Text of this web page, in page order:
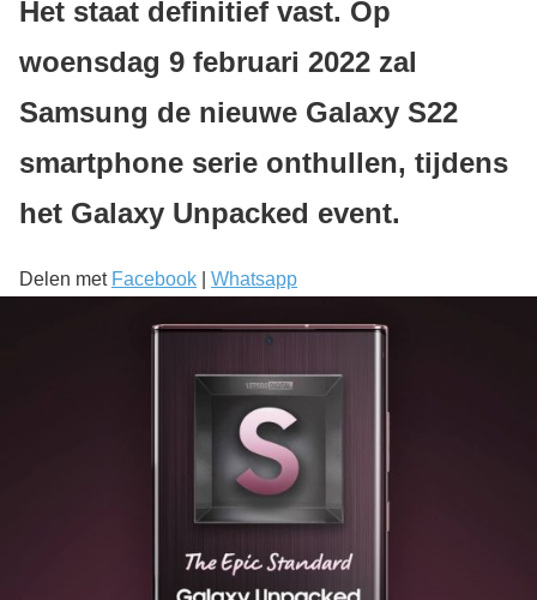
Het staat definitief vast. Op
woensdag 9 februari 2022 zal
Samsung de nieuwe Galaxy S22
smartphone serie onthullen, tijdens
het Galaxy Unpacked event.
Delen met Facebook Whatsapp